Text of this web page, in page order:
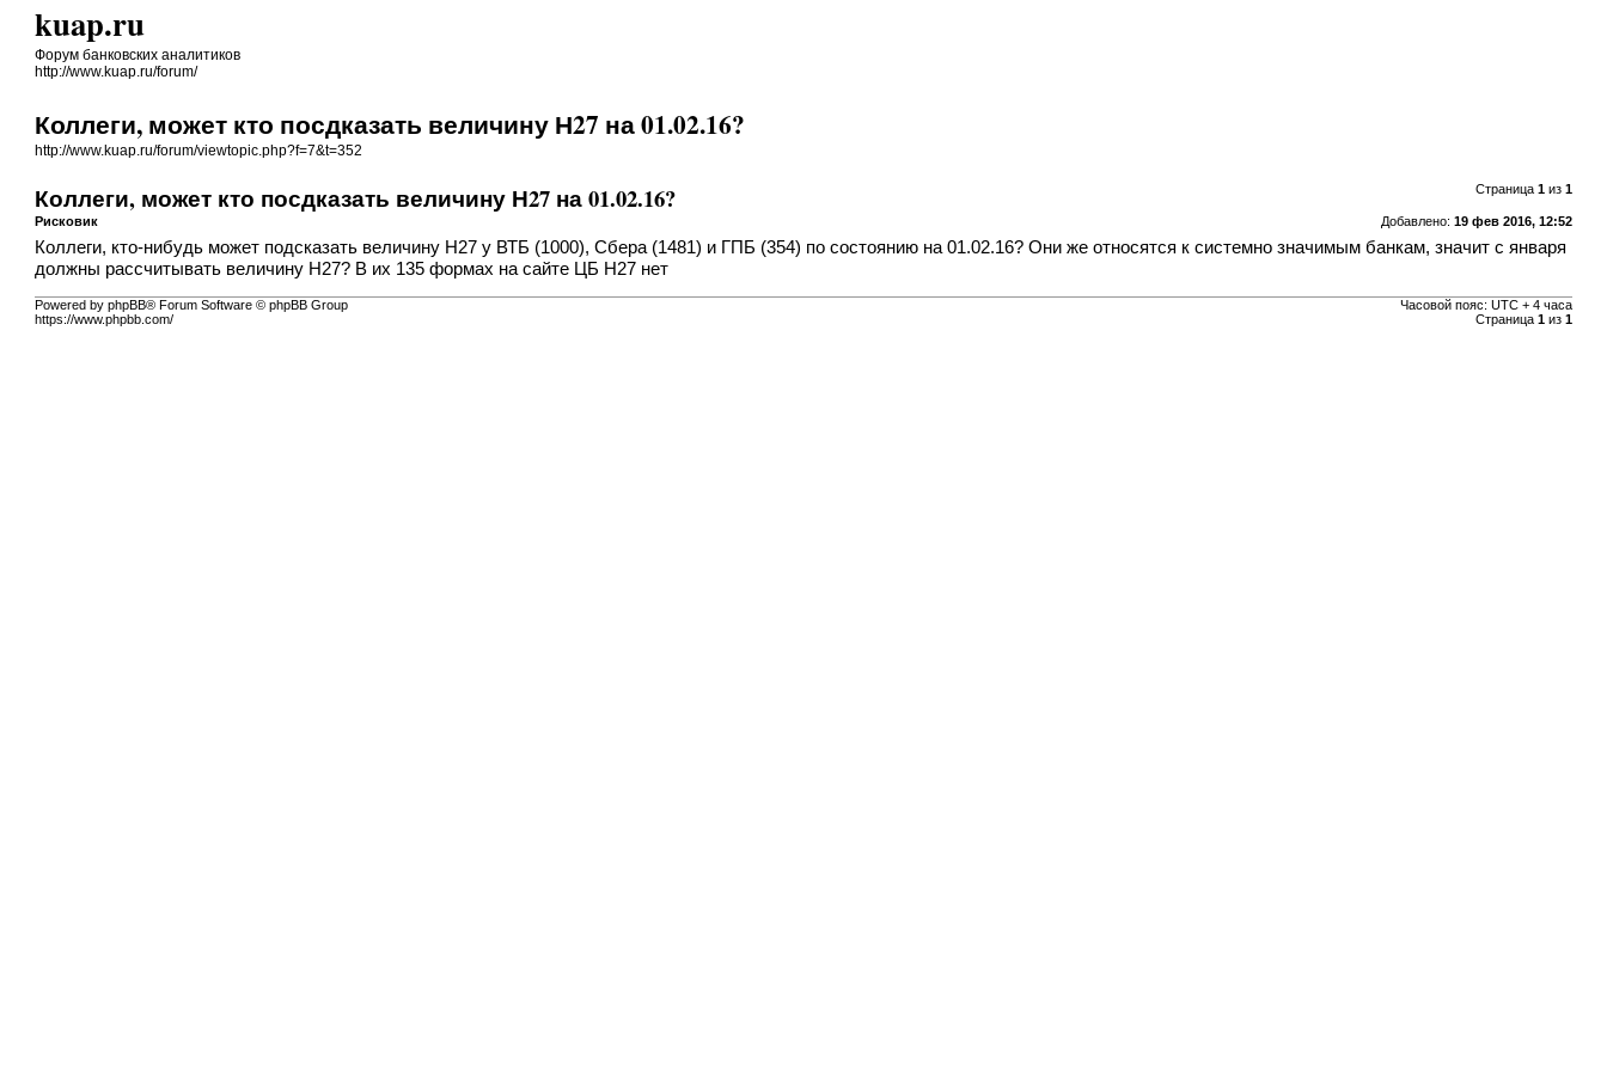
kuap.ru
Форум банковских аналитиков
http://www.kuap.ru/forum/
Коллеги, может кто посдказать величину Н27 на 01.02.16?
http://www.kuap.ru/forum/viewtopic.php?f=7&t=352
Страница 1из 1
Коллеги, может кто посдказать величину Н27 на 01.02.16?
Добавлено: 19 фев 2016, 12:52
Рисковик
Коллеги, кто-нибудь может подсказать величину Н27 у ВТБ (1000), Сбера (1481) и ГПБ (354) по состоянию на 01.02.16? Они же относятся к системно значимым банкам, значит с января
должны рассчитывать величину Н27? В их 135 формах на сайте ЦБ Н27 нет
Часовой пояс: UTC + 4 часа
Страница 1из 1
Powered by phpBB® Forum Software © phpBB Group
https://www.phpbb.com/